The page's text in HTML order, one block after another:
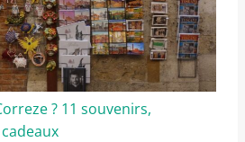
? 11 souvenirs,